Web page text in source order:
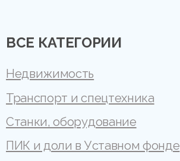
ВСЕ КАТЕГОРИИ
Недвижимость
Транспорт и спецтехника
Станки, оборудование
ПИК и доли в Уставном фонде